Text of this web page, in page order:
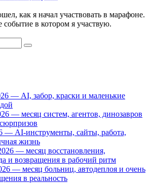
как я начал участвовать в марафоне.
событие в котором я участвую.
— AI, забор, краски и маленькие
— месяц систем, агентов, динозавров
— AI-инструменты, сайты, работа,
жизнь
— месяц восстановления,
и возвращения в рабочий ритм
— месяц больниц, автодеплоя и очень
в реальность